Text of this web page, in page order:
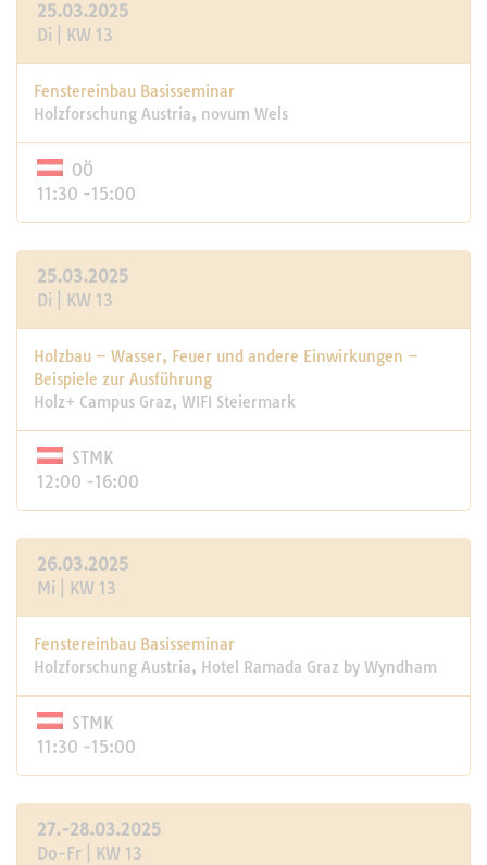
25.03.2025
Di | KW 13
Fenstereinbau Basisseminar
Holzforschung Austria, novum Wels
OÖ
11:30 -15:00
25.03.2025
Di | KW 13
Holzbau – Wasser, Feuer und andere Einwirkungen –
Beispiele zur Ausführung
Holz+ Campus Graz, WIFI Steiermark
STMK
12:00 -16:00
26.03.2025
Mi | KW 13
Fenstereinbau Basisseminar
Holzforschung Austria, Hotel Ramada Graz by Wyndham
STMK
11:30 -15:00
27.-28.03.2025
Do-Fr | KW 13